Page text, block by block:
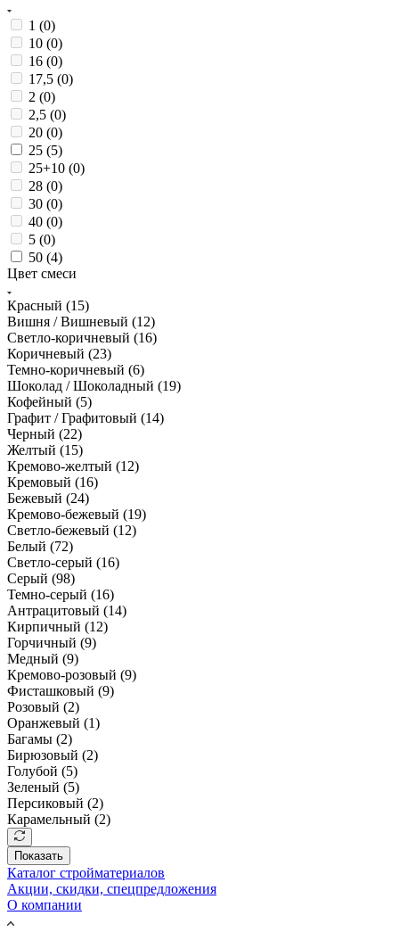
1 (0)
10 (0)
16 (0)
17,5 (0)
2 (0)
2,5 (0)
20 (0)
25 (5)
25+10 (0)
28 (0)
30 (0)
40 (0)
5 (0)
50 (4)
Цвет смеси
Красный (15)
Вишня / Вишневый (12)
Светло-коричневый (16)
Коричневый (23)
Темно-коричневый (6)
Шоколад / Шоколадный (19)
Кофейный (5)
Графит / Графитовый (14)
Черный (22)
Желтый (15)
Кремово-желтый (12)
Кремовый (16)
Бежевый (24)
Кремово-бежевый (19)
Светло-бежевый (12)
Белый (72)
Светло-серый (16)
Серый (98)
Темно-серый (16)
Антрацитовый (14)
Кирпичный (12)
Горчичный (9)
Медный (9)
Кремово-розовый (9)
Фисташковый (9)
Розовый (2)
Оранжевый (1)
Багамы (2)
Бирюзовый (2)
Голубой (5)
Зеленый (5)
Персиковый (2)
Карамельный (2)
Показать
Каталог стройматериалов
Акции, скидки, спецпредложения
О компании